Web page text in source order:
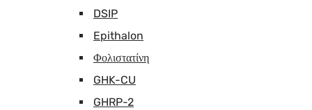
DSIP
Epithalon
Φολιστατίνη
GHK-CU
GHRP-2